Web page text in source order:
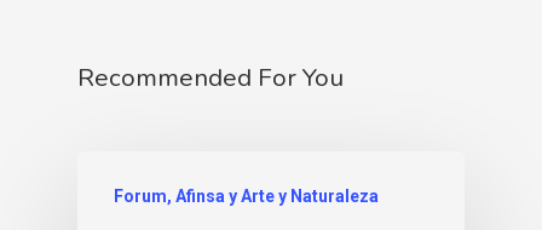
Recommended For You
Forum, Afinsa y Arte y Naturaleza